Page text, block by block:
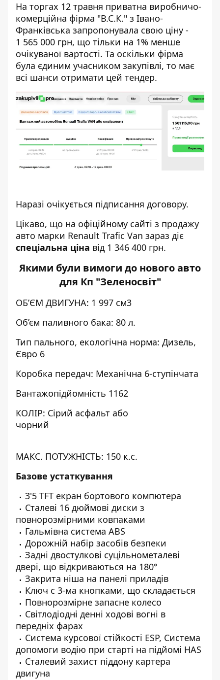
На торгах 12 травня приватна виробничо-
комерційна фірма "В.С.К." з Івано-
Франківська запропонувала свою ціну -
1 565 000 грн, що тільки на 1% менше
очікуваної вартості. Та оскільки фірма
була єдиним учасником закупівлі, то має
всі шанси отримати цей тендер.
Наразі очікується підписання договору.
Цікаво, що на офіційному сайті з продажу
авто марки Renault Trafic Van зараз діє
спеціальна ціна від 1 346 400 грн.
Якими були вимоги до нового авто
для Кп "Зеленосвіт"
ОБ’ЄМ ДВИГУНА: 1 997 см3
Об’єм паливного бака: 80 л.
Тип пального, екологічна норма: Дизель,
Євро 6
Коробка передач: Механічна 6-ступінчата
Вантажопідйомність 1162
КОЛІР: Сірий асфальт або
чорний
МАКС. ПОТУЖНІСТЬ: 150 к.с.
Базове устаткування
3'5 TFT екран бортового компютера
Cталеві 16 дюймові диски з
повнорозмірними ковпаками
Гальмівна система ABS
Дорожній набір засобів безпеки
Задні двостулкові суцільнометалеві
двері, що відкриваються на 180°
Закрита ніша на панелі приладів
Ключ с 3-ма кнопками, що складається
Повнорозмірне запасне колесо
Світлодіодні денні ходові вогні в
передніх фарах
Система курсової стійкості ESP, Система
допомоги водію при старті на підйомі HAS
Сталевий захист піддону картера
двигуна